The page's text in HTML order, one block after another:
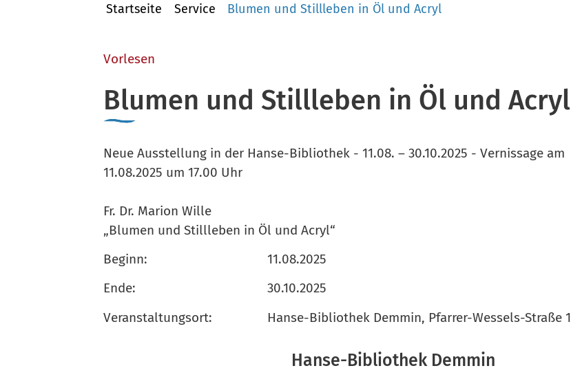
Startseite Service Blumen und Stillleben in Öl und Acryl
Vorlesen
Blumen und Stillleben in Öl und Acryl
Neue Ausstellung in der Hanse-Bibliothek - 11.08. – 30.10.2025 - Vernissage am
11.08.2025 um 17.00 Uhr
Fr. Dr. Marion Wille
„Blumen und Stillleben in Öl und Acryl“
Beginn:
11.08.2025
Ende:
30.10.2025
Veranstaltungsort:
Hanse-Bibliothek Demmin, Pfarrer-Wessels-Straße 1
Hanse-Bibliothek Demmin